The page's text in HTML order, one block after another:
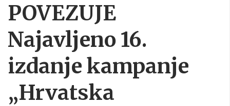
POVEZUJE
Najavljeno 16.
izdanje kampanje
„Hrvatska